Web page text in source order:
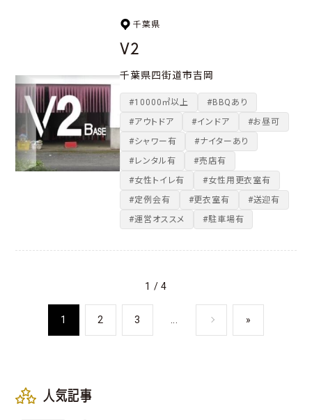
千葉県
V2
千葉県四街道市吉岡
#10000㎡以上
#BBQあり
#アウトドア
#インドア
#お昼可
#シャワー有
#ナイターあり
#レンタル有
#売店有
#女性トイレ有
#女性用更衣室有
#定例会有
#更衣室有
#送迎有
#運営オススメ
#駐車場有
1 / 4
1 2 3 »
人気記事